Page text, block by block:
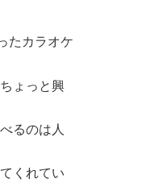
たカラオケ
ょっと興
るのは人
くれてい